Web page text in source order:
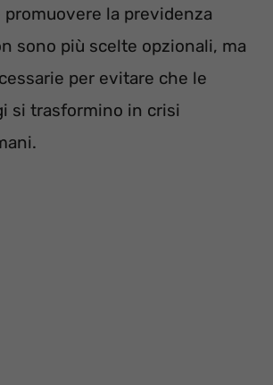
la previdenza
sono più scelte opzionali, ma
per evitare che le
si trasformino in crisi